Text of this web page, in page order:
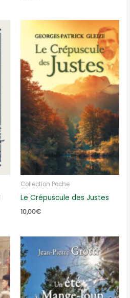
Collection Poche
Le Crépuscule des Justes
10,00€